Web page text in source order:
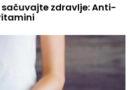
zdravlje: Anti-